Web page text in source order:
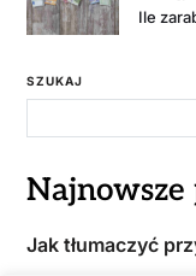
Ile
SZUKAJ
Najnowsze
Jak tłumaczyć